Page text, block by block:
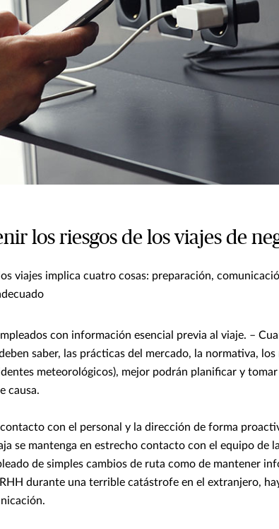
los riesgos de los viajes de
viajes implica cuatro cosas: preparación,
con información esencial previa al viaje. –
saber, las prácticas del mercado, la normativa,
meteorológicos), mejor podrán planificar y
causa.
con el personal y la dirección de forma
se mantenga en estrecho contacto con el equipo de
de simples cambios de ruta como de mantener
durante una terrible catástrofe en el extranjero,